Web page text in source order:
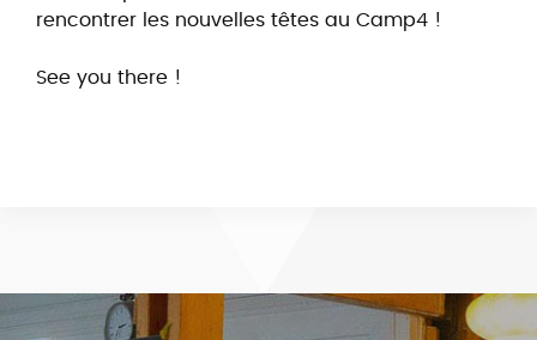
rencontrer les nouvelles têtes au Camp4 !
See you there !